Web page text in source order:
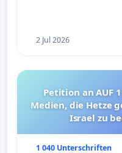
2 Jul 2026
Petition an AUF
Medien, die Hetze
Israel zu
1 040 Unterschriften